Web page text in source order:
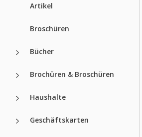
Artikel
Broschüren
Bücher
Brochüren & Broschüren
Haushalte
Geschäftskarten